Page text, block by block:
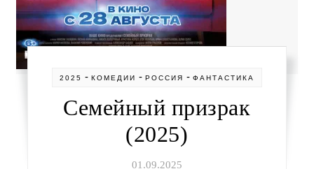
2025 - КОМЕДИИ - РОССИЯ - ФАНТАСТИКА
Семейный призрак
(2025)
01.09.2025